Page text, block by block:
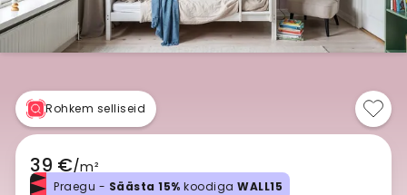
Rohkem selliseid
39 €/m²
Praegu - Säästa 15% koodiga WALL15